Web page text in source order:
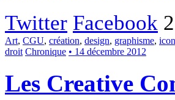
Twitter Facebook
Art, CGU, création, design, graphisme,
droit Chronique • 14 décembre 2012
Les Creative